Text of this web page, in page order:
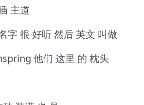
主道
字 很 好听 然后 英文 叫做
他们 这里 的 枕头